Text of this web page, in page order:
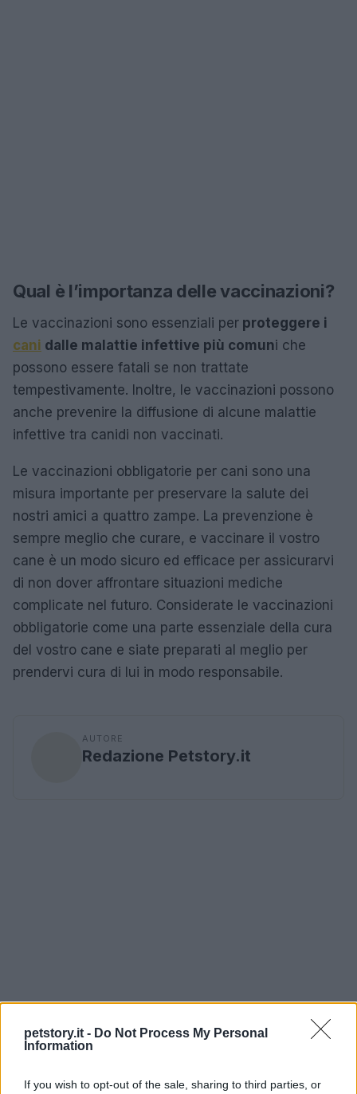
petstory.it - Do Not Process My Personal
Information
If you wish to opt-out of the sale, sharing to third parties, or
Qual è l’importanza delle vaccinazioni?
Le vaccinazioni sono essenziali per proteggere i
cani dalle malattie infettive più comuni che
possono essere fatali se non trattate
tempestivamente. Inoltre, le vaccinazioni possono
anche prevenire la diffusione di alcune malattie
infettive tra canidi non vaccinati.
Le vaccinazioni obbligatorie per cani sono una
misura importante per preservare la salute dei
nostri amici a quattro zampe. La prevenzione è
sempre meglio che curare, e vaccinare il vostro
cane è un modo sicuro ed efficace per assicurarvi
di non dover affrontare situazioni mediche
complicate nel futuro. Considerate le vaccinazioni
obbligatorie come una parte essenziale della cura
del vostro cane e siate preparati al meglio per
prendervi cura di lui in modo responsabile.
AUTORE
Redazione Petstory.it